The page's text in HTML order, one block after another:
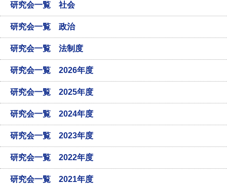
研究会一覧 社会
研究会一覧 政治
研究会一覧 法制度
研究会一覧 2026年度
研究会一覧 2025年度
研究会一覧 2024年度
研究会一覧 2023年度
研究会一覧 2022年度
研究会一覧 2021年度